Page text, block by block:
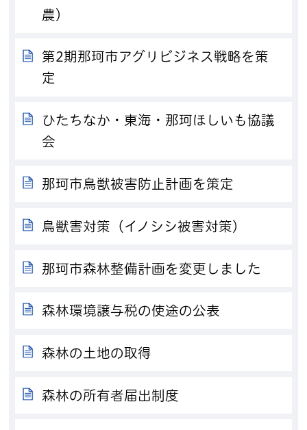
農）
第2期那珂市アグリビジネス戦略を策
定
ひたちなか・東海・那珂ほしいも協議
会
那珂市鳥獣被害防止計画を策定
鳥獣害対策（イノシシ被害対策）
那珂市森林整備計画を変更しました
森林環境譲与税の使途の公表
森林の土地の取得
森林の所有者届出制度